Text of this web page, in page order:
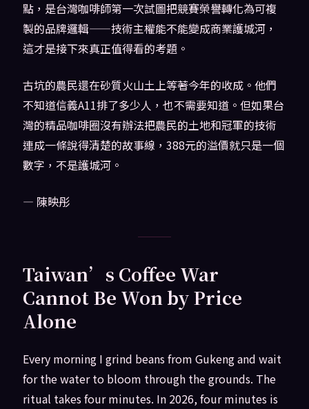
點，是台灣咖啡師第一次試圖把競賽榮譽轉化為可複
製的品牌邏輯——技術主權能不能變成商業護城河，
這才是接下來真正值得看的考題。
古坑的農民還在砂質火山土上等著今年的收成。他們
不知道信義A11排了多少人，也不需要知道。但如果台
灣的精品咖啡圈沒有辦法把農民的土地和冠軍的技術
連成一條說得清楚的故事線，388元的溢價就只是一個
數字，不是護城河。
— 陳映彤
Taiwan’s Coffee War
Cannot Be Won by Price
Alone
Every morning I grind beans from Gukeng and wait
for the water to bloom through the grounds. The
ritual takes four minutes. In 2026, four minutes is